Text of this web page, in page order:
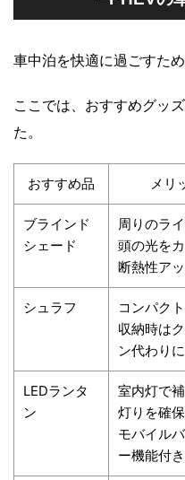
車中泊を快適に過ごすた
ここでは、おすすめグッ
た。
おすすめ品 メリ
ブラインド
シェード
周りのラ
頭の光を
断熱性ア
シュラフ
コンパク
収納時は
ン代わり
LEDランタ
ン
室内灯で
灯りを確保
モバイル
ー機能付き